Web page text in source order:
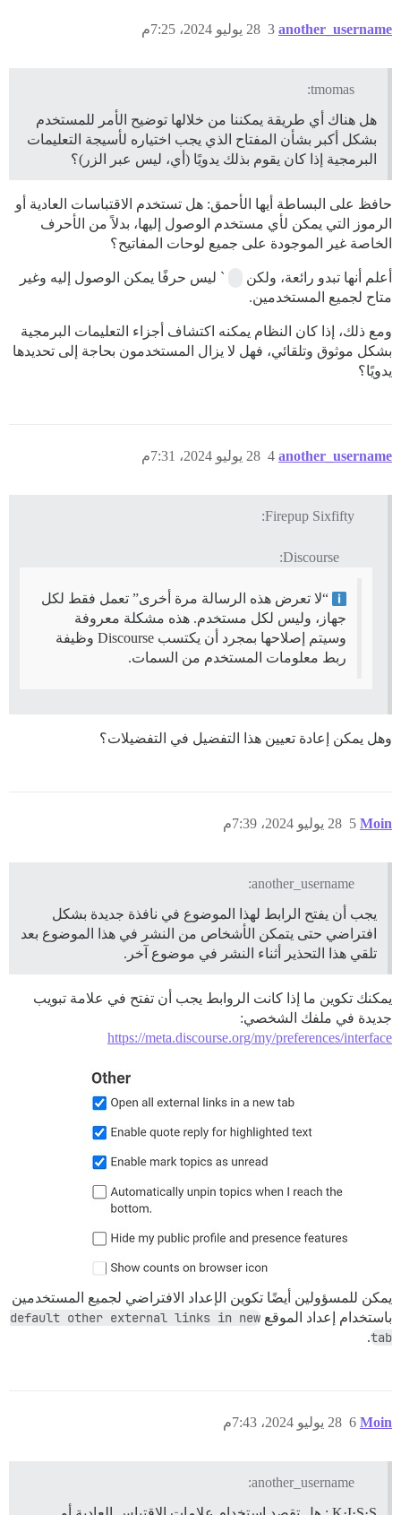
another_username 28 يوليو 2024، 7:25م 3
tmomas:
هل هناك أي طريقة يمكننا من خلالها توضيح الأمر للمستخدم
بشكل أكبر بشأن المفتاح الذي يجب اختياره لأسيجة التعليمات
البرمجية إذا كان يقوم بذلك يدويًا (أي، ليس عبر الزر)؟
حافظ على البساطة أيها الأحمق: هل تستخدم الاقتباسات العادية أو
الرموز التي يمكن لأي مستخدم الوصول إليها، بدلاً من الأحرف
الخاصة غير الموجودة على جميع لوحات المفاتيح؟
أعلم أنها تبدو رائعة، ولكن
` ليس حرفًا يمكن الوصول إليه وغير
متاح لجميع المستخدمين.
ومع ذلك، إذا كان النظام يمكنه اكتشاف أجزاء التعليمات البرمجية
بشكل موثوق وتلقائي، فهل لا يزال المستخدمون بحاجة إلى تحديدها
يدويًا؟
another_username 28 يوليو 2024، 7:31م 4
Firepup Sixfifty:
Discourse:
“لا تعرض هذه الرسالة مرة أخرى” تعمل فقط لكل
جهاز، وليس لكل مستخدم. هذه مشكلة معروفة
وسيتم إصلاحها بمجرد أن يكتسب Discourse وظيفة
ربط معلومات المستخدم من السمات.
وهل يمكن إعادة تعيين هذا التفضيل في التفضيلات؟
Moin 28 يوليو 2024، 7:39م 5
another_username:
يجب أن يفتح الرابط لهذا الموضوع في نافذة جديدة بشكل
افتراضي حتى يتمكن الأشخاص من النشر في هذا الموضوع بعد
تلقي هذا التحذير أثناء النشر في موضوع آخر.
يمكنك تكوين ما إذا كانت الروابط يجب أن تفتح في علامة تبويب
جديدة في ملفك الشخصي:
https://meta.discourse.org/my/preferences/interface
يمكن للمسؤولين أيضًا تكوين الإعداد الافتراضي لجميع المستخدمين
باستخدام إعداد الموقع default other external links in new
tab
.
Moin 28 يوليو 2024، 7:43م 6
another_username: